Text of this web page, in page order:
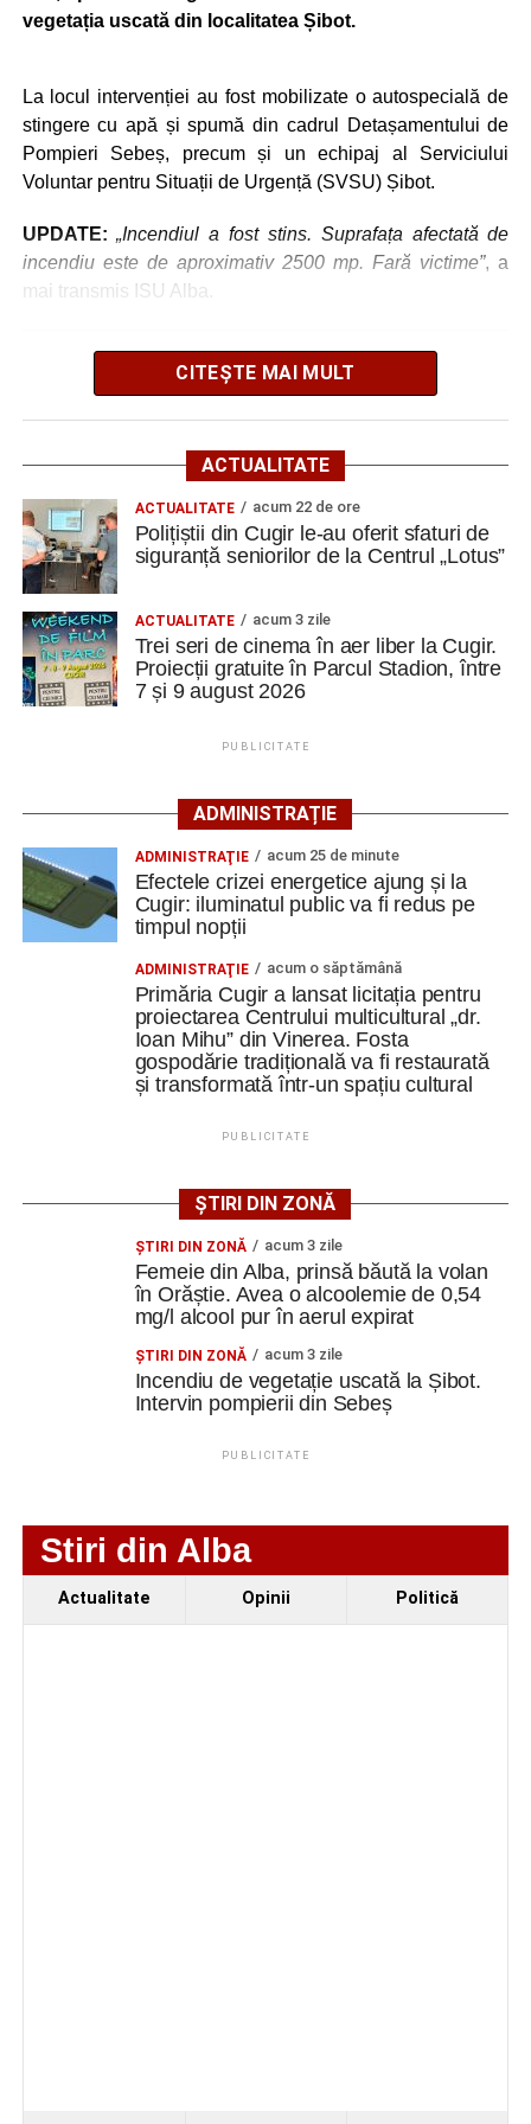
Efectele crizei energetice ajung și la Cugir:
iluminatul public va fi redus pe timpul nopții
„Roș-albaștrii”, eliminare din Cupa României:
Polițiștii din Cugir le-au oferit sfaturi de siguranță
seniorilor de la Centrul „Lotus”
vegetația uscată din localitatea Șibot.
La locul intervenției au fost mobilizate o autospecială de
stingere cu apă și spumă din cadrul Detașamentului de
Pompieri Sebeș, precum și un echipaj al Serviciului
Voluntar pentru Situații de Urgență (SVSU) Șibot.
UPDATE: „Incendiul a fost stins. Suprafața afectată de
incendiu este de aproximativ 2500 mp. Fară victime”, a
mai transmis ISU Alba.
Adaugă cugirinfo.ro ca sursă
preferată pe Google
Ultimele știri din Cugir
Efectele crizei energetice ajung și la Cugir:
iluminatul public va fi redus pe timpul nopții
„Roș-albaștrii”, eliminare din Cupa României:
Metalurgistul Cugir – Jiul Petroșani 0-1 (0-0)
Polițiștii din Cugir le-au oferit sfaturi de siguranță
CITEȘTE MAI MULT
ACTUALITATE
ACTUALITATE acum 22 de ore
Polițiștii din Cugir le-au oferit sfaturi de
siguranță seniorilor de la Centrul „Lotus”
ACTUALITATE acum 3 zile
Trei seri de cinema în aer liber la Cugir.
Proiecții gratuite în Parcul Stadion, între
7 și 9 august 2026
PUBLICITATE
ADMINISTRAȚIE
ADMINISTRAŢIE acum 25 de minute
Efectele crizei energetice ajung și la
Cugir: iluminatul public va fi redus pe
timpul nopții
ADMINISTRAŢIE acum o săptămână
Primăria Cugir a lansat licitația pentru
proiectarea Centrului multicultural „dr.
Ioan Mihu” din Vinerea. Fosta
gospodărie tradițională va fi restaurată
și transformată într-un spațiu cultural
PUBLICITATE
ȘTIRI DIN ZONĂ
ŞTIRI DIN ZONĂ acum 3 zile
Femeie din Alba, prinsă băută la volan
în Orăștie. Avea o alcoolemie de 0,54
mg/l alcool pur în aerul expirat
ŞTIRI DIN ZONĂ acum 3 zile
Incendiu de vegetație uscată la Șibot.
Intervin pompierii din Sebeș
PUBLICITATE
Stiri din Alba
Actualitate Opinii Politică